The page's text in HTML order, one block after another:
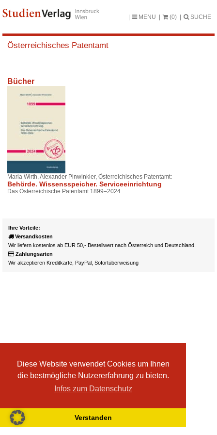
Diese Website verwendet Cookies um Ihnen
die bestmögliche Nutzererfahrung zu bieten.
Infos zum Datenschutz
Verstanden
MENU (0) SUCHE
Österreichisches Patentamt
Bücher
Maria Wirth, Alexander Pinwinkler, Österreichisches Patentamt:
Behörde. Wissensspeicher. Serviceeinrichtung
Das Österreichische Patentamt 1899–2024
Ihre Vorteile:
Versandkosten
Wir liefern kostenlos ab EUR 50,- Bestellwert nach Österreich und Deutschland.
Zahlungsarten
Wir akzeptieren Kreditkarte, PayPal, Sofortüberweisung